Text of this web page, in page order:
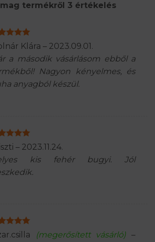
termékről 3 értékelés
5
Klára – 2023.09.01.
a második vásárlásom ebből a
Nagyon kényelmes, és
anyagból készül.
5
– 2023.11.24.
kis fehér bugyi. Jól
5
(megerősített vásárló) –